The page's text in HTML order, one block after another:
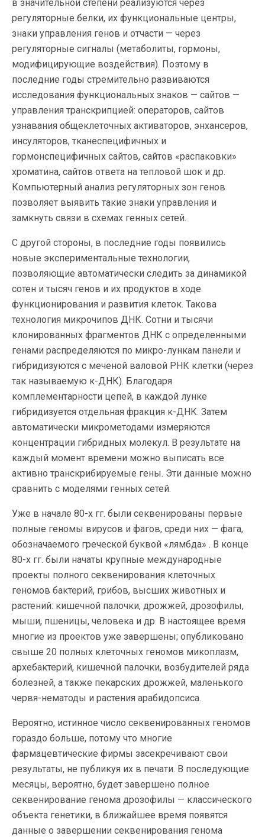
в значительной степени реализуются через
регуляторные белки, их функциональные центры,
знаки управления генов и отчасти — через
регуляторные сигналы (метаболиты, гормоны,
модифицирующие воздействия). Поэтому в
последние годы стремительно развиваются
исследования функциональных знаков — сайтов —
управления транскрипцией: операторов, сайтов
узнавания общеклеточных активаторов, энхансеров,
инсуляторов, тканеспецифичных и
гормонспецифичных сайтов, сайтов «распаковки»
хроматина, сайтов ответа на тепловой шок и др.
Компьютерный анализ регуляторных зон генов
позволяет выявить такие знаки управления и
замкнуть связи в схемах генных сетей.
С другой стороны, в последние годы появились
новые экспериментальные технологии,
позволяющие автоматически следить за динамикой
сотен и тысяч генов и их продуктов в ходе
функционирования и развития клеток. Такова
технология микрочипов ДНК. Сотни и тысячи
клонированных фрагментов ДНК с определенными
генами распределяются по микро-лункам панели и
гибридизуются с меченой валовой РНК клетки (через
так называемую к-ДНК). Благодаря
комплементарности цепей, в каждой лунке
гибридизуется отдельная фракция к-ДНК. Затем
автоматически микрометодами измеряются
концентрации гибридных молекул. В результате на
каждый момент времени можно выписать все
активно транскрибируемые гены. Эти данные можно
сравнить с моделями генных сетей.
Уже в начале 80-х гг. были секвенированы первые
полные геномы вирусов и фагов, среди них — фага,
обозначаемого греческой буквой «лямбда» . В конце
80-х гг. были начаты крупные международные
проекты полного секвенирования клеточных
геномов бактерий, грибов, высших животных и
растений: кишечной палочки, дрожжей, дрозофилы,
мыши, пшеницы, человека и др. В настоящее время
многие из проектов уже завершены; опубликовано
свыше 20 полных клеточных геномов микоплазм,
архебактерий, кишечной палочки, возбудителей ряда
болезней, а также пекарских дрожжей, маленького
червя-нематоды и растения арабидопсиса.
Вероятно, истинное число секвенированных геномов
гораздо больше, потому что многие
фармацевтические фирмы засекречивают свои
результаты, не публикуя их в печати. В последующие
месяцы, вероятно, будет завершено полное
секвенирование генома дрозофилы — классического
объекта генетики, в ближайшее время появятся
данные о завершении секвенирования генома